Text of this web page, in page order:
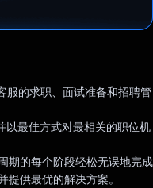
服的求职、面试准备和招聘管
以最佳方式对最相关的职位机
期的每个阶段轻松无误地完成
供最优的解决方案。